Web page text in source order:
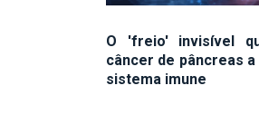
O 'freio' invisível
câncer de pâncreas
sistema imune